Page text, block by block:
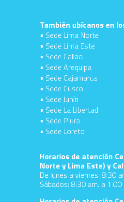
También ubícanos en
• Sede Lima Norte
• Sede Lima Este
• Sede Callao
• Sede Arequipa
• Sede Cajamarca
• Sede Cusco
• Sede Junín
• Sede La Libertad
• Sede Piura
• Sede Loreto
Horarios de atención
Norte y Lima Este) y
De lunes a viernes: 8:30
Sábados: 8:30 am. a 1:00